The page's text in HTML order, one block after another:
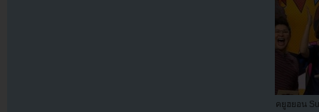
คยูฮยอน